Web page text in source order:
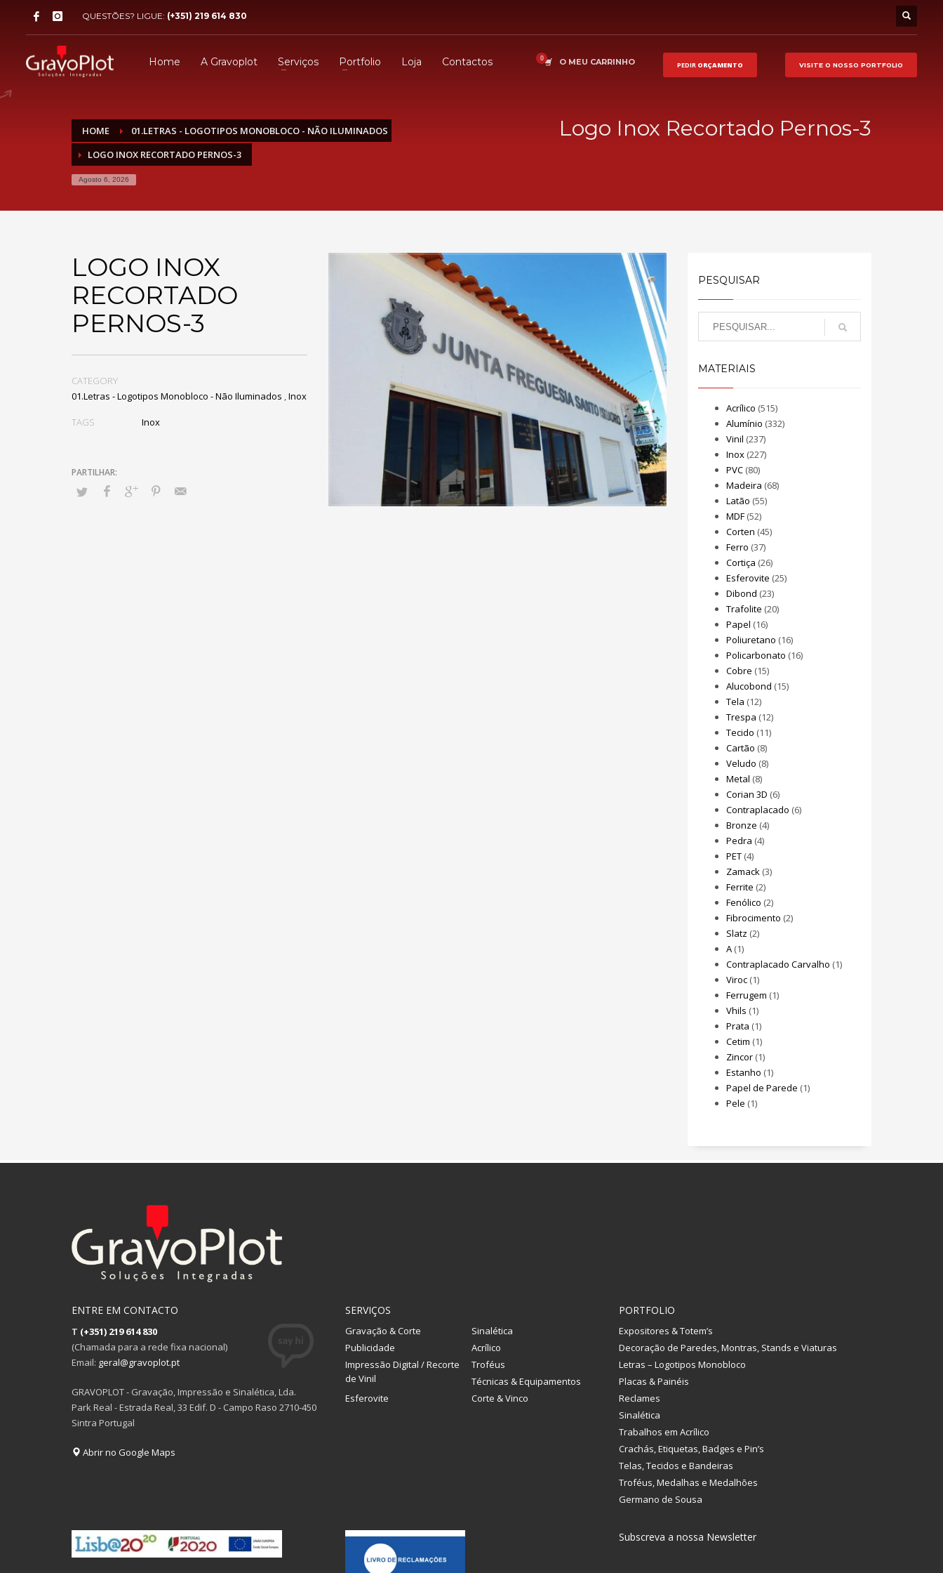
QUESTÕES? LIGUE: (+351) 219 614 830
Home A Gravoplot Serviços Portfolio Loja Contactos O MEU CARRINHO PEDIR ORÇAMENTO VISITE O NOSSO PORTFOLIO
HOME
01.LETRAS - LOGOTIPOS MONOBLOCO - NÃO ILUMINADOS
LOGO INOX RECORTADO PERNOS-3
Agosto 6, 2026
Logo Inox Recortado Pernos-3
LOGO INOX
RECORTADO
PERNOS-3
CATEGORY
01.Letras - Logotipos Monobloco - Não Iluminados ,Inox
TAGS Inox
PESQUISAR
MATERIAIS
Acrílico (515)
Alumínio (332)
Vinil (237)
Inox(227)
PVC(80)
Madeira (68)
Latão (55)
MDF(52)
Corten (45)
Ferro (37)
Cortiça (26)
Esferovite (25)
Dibond (23)
Trafolite (20)
Papel (16)
Poliuretano (16)
Policarbonato (16)
Cobre (15)
Alucobond (15)
Tela (12)
Trespa (12)
Tecido (11)
Cartão (8)
Veludo (8)
Metal (8)
Corian 3D (6)
Contraplacado (6)
Bronze (4)
Pedra (4)
PET(4)
Zamack(3)
Ferrite (2)
Fenólico (2)
Fibrocimento (2)
Slatz (2)
A(1)
Contraplacado Carvalho (1)
Viroc(1)
Ferrugem (1)
Vhils (1)
Prata (1)
Cetim (1)
Zincor(1)
Estanho (1)
Papel de Parede (1)
Pele (1)
ENTRE EM CONTACTO
T (+351) 219 614 830
(Chamada para a rede fixa nacional)
Email: geral@gravoplot.pt
GRAVOPLOT - Gravação, Impressão e Sinalética, Lda.
Park Real - Estrada Real, 33 Edif. D - Campo Raso 2710-450
Sintra Portugal
Abrir no Google Maps
SERVIÇOS
Gravação & Corte
Sinalética
Publicidade
Acrílico
Impressão Digital / Recorte
de Vinil
Troféus
Técnicas & Equipamentos
Esferovite
Corte & Vinco
PORTFOLIO
Expositores & Totem’s
Decoração de Paredes, Montras, Stands e Viaturas
Letras – Logotipos Monobloco
Placas & Painéis
Reclames
Sinalética
Trabalhos em Acrílico
Crachás, Etiquetas, Badges e Pin’s
Telas, Tecidos e Bandeiras
Troféus, Medalhas e Medalhões
Germano de Sousa
Subscreva a nossa Newsletter